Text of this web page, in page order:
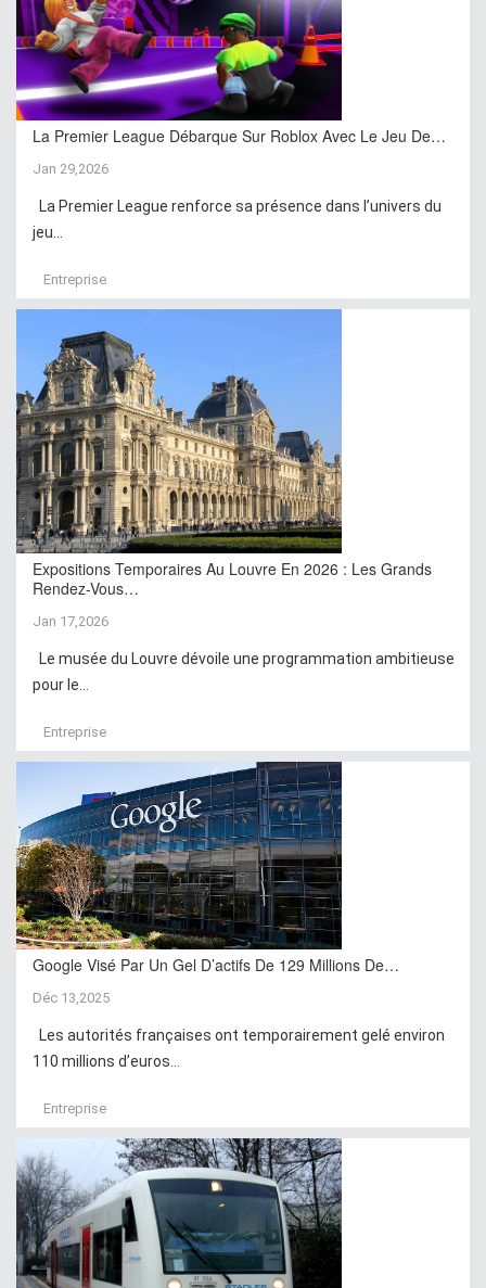
La Premier League Débarque Sur Roblox Avec Le Jeu De…
Jan 29,2026
La Premier League renforce sa présence dans l’univers du
jeu...
Entreprise
Expositions Temporaires Au Louvre En 2026 : Les Grands
Rendez-Vous…
Jan 17,2026
Le musée du Louvre dévoile une programmation ambitieuse
pour le...
Entreprise
Google Visé Par Un Gel D’actifs De 129 Millions De…
Déc 13,2025
Les autorités françaises ont temporairement gelé environ
110 millions d’euros...
Entreprise